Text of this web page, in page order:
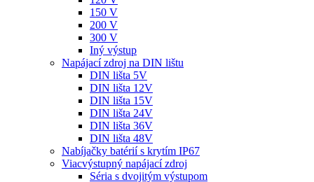
150 V
200 V
300 V
Iný výstup
Napájací zdroj na DIN lištu
DIN lišta 5V
DIN lišta 12V
DIN lišta 15V
DIN lišta 24V
DIN lišta 36V
DIN lišta 48V
Nabíjačky batérií s krytím IP67
Viacvýstupný napájací zdroj
Séria s dvojitým výstupom